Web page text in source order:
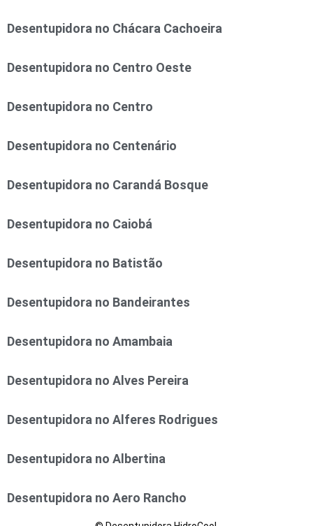
Desentupidora no Chácara Cachoeira
Desentupidora no Centro Oeste
Desentupidora no Centro
Desentupidora no Centenário
Desentupidora no Carandá Bosque
Desentupidora no Caiobá
Desentupidora no Batistão
Desentupidora no Bandeirantes
Desentupidora no Amambaia
Desentupidora no Alves Pereira
Desentupidora no Alferes Rodrigues
Desentupidora no Albertina
Desentupidora no Aero Rancho